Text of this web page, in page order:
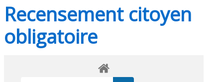
Recensement citoyen
obligatoire